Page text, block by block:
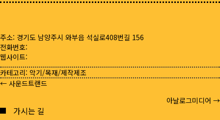
주소: 경기도 남양주시 와부읍 석실로408번길 156
전화번호:
웹사이트:
카테고리: 악기/목재/제작제조
Posts
navigation
← 사운드트랜드
아날로그미디어 →
가시는 길